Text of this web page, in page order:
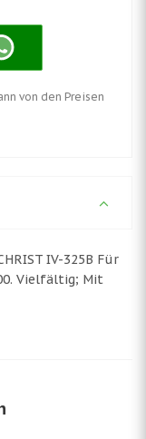
von den Preisen
IV-325B Für
Vielfältig; Mit